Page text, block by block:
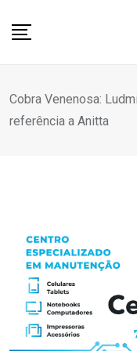
Cobra Venenosa:
referência a Anitta